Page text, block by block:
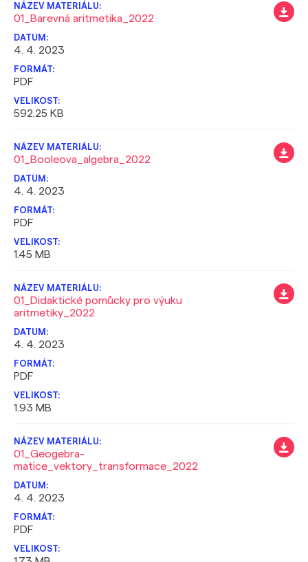
01_Barevná aritmetika_2022
4. 4. 2023
PDF
592.25 KB
01_Booleova_algebra_2022
4. 4. 2023
PDF
1.45 MB
01_Didaktické pomůcky pro výuku
aritmetiky_2022
4. 4. 2023
PDF
1.93 MB
01_Geogebra-
matice_vektory_transformace_2022
4. 4. 2023
PDF